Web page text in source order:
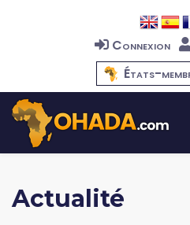
Connexion
États-
Actualité